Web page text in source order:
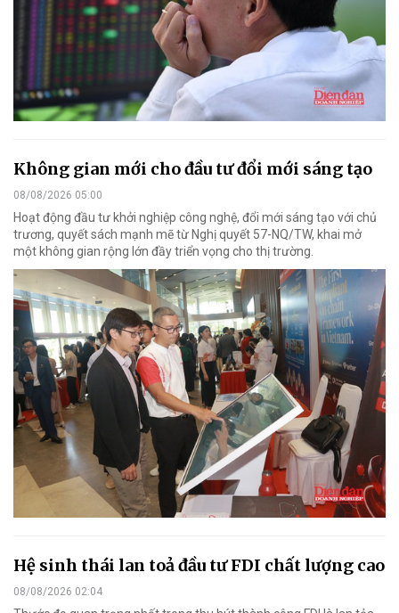
Không gian mới cho đầu tư đổi mới sáng tạo
08/08/2026 05:00
Hoạt động đầu tư khởi nghiệp công nghệ, đổi mới sáng tạo với chủ
trương, quyết sách mạnh mẽ từ Nghị quyết 57-NQ/TW, khai mở
một không gian rộng lớn đầy triển vọng cho thị trường.
Hệ sinh thái lan toả đầu tư FDI chất lượng cao
08/08/2026 02:04